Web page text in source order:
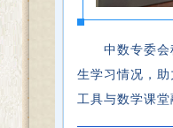
中数专委
生学习情况，
工具与数学课